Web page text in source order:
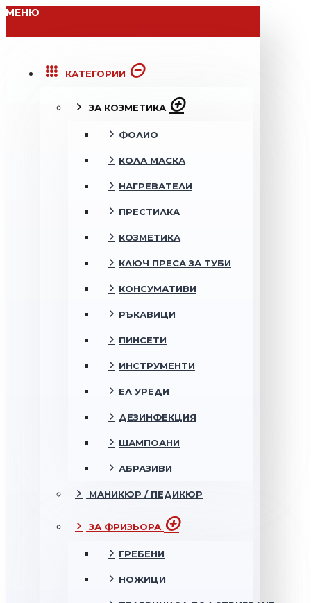
МЕНЮ
КАТЕГОРИИ
ЗА КОЗМЕТИКА
ФОЛИО
КОЛА МАСКА
НАГРЕВАТЕЛИ
ПРЕСТИЛКА
КОЗМЕТИКА
КЛЮЧ ПРЕСА ЗА ТУБИ
КОНСУМАТИВИ
РЪКАВИЦИ
ПИНСЕТИ
ИНСТРУМЕНТИ
ЕЛ УРЕДИ
ДЕЗИНФЕКЦИЯ
ШАМПОАНИ
АБРАЗИВИ
МАНИКЮР / ПЕДИКЮР
ЗА ФРИЗЬОРА
ГРЕБЕНИ
НОЖИЦИ